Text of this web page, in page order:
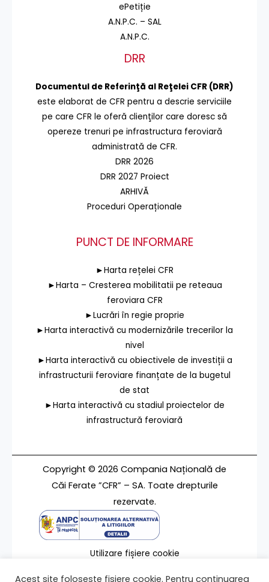
ePetiție
A.N.P.C. – SAL
A.N.P.C.
DRR
Documentul de Referinţă al Reţelei CFR (DRR)
este elaborat de CFR pentru a descrie serviciile
pe care CFR le oferă clienţilor care doresc să
opereze trenuri pe infrastructura feroviară
administrată de CFR.
DRR 2026
DRR 2027 Proiect
ARHIVĂ
Proceduri Operaționale
PUNCT DE INFORMARE
►Harta rețelei CFR
►Harta – Cresterea mobilitatii pe reteaua
feroviara CFR
►Lucrări în regie proprie
►Harta interactivă cu modernizările trecerilor la
nivel
►Harta interactivă cu obiectivele de investiții a
infrastructurii feroviare finanțate de la bugetul
de stat
►Harta interactivă cu stadiul proiectelor de
infrastructură feroviară
Copyright © 2026 Compania Națională de
Căi Ferate ”CFR” – SA. Toate drepturile
rezervate.
Utilizare fișiere cookie
Acest site folosește fișiere cookie. Pentru continuarea